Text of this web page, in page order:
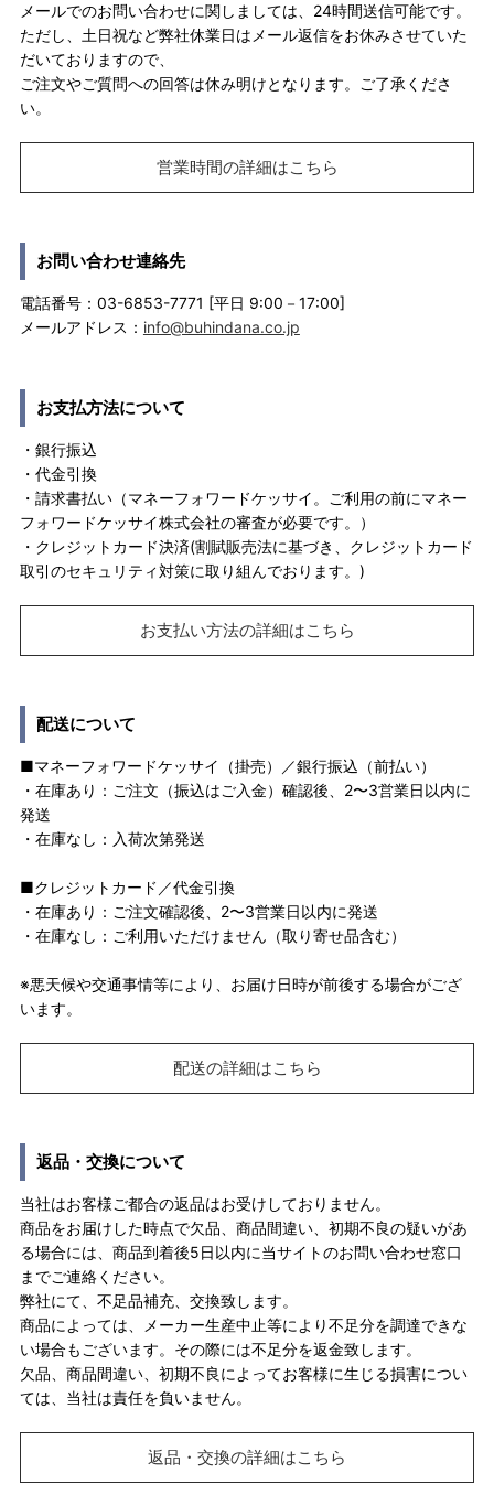
メールでのお問い合わせに関しましては、24時間送信可能です。
ただし、土日祝など弊社休業日はメール返信をお休みさせていた
だいておりますので、
ご注文やご質問への回答は休み明けとなります。ご了承くださ
い。
営業時間の詳細はこちら
お問い合わせ連絡先
電話番号：03-6853-7771 [平日 9:00－17:00]
メールアドレス： info@buhindana.co.jp
お支払方法について
・銀行振込
・代金引換
・請求書払い（マネーフォワードケッサイ。ご利用の前にマネー
フォワードケッサイ株式会社の審査が必要です。）
・クレジットカード決済(割賦販売法に基づき、クレジットカード
取引のセキュリティ対策に取り組んでおります。)
お支払い方法の詳細はこちら
配送について
■マネーフォワードケッサイ（掛売）／銀行振込（前払い）
・在庫あり：ご注文（振込はご入金）確認後、2〜3営業日以内に
発送
・在庫なし：入荷次第発送
■クレジットカード／代金引換
・在庫あり：ご注文確認後、2〜3営業日以内に発送
・在庫なし：ご利用いただけません（取り寄せ品含む）
※悪天候や交通事情等により、お届け日時が前後する場合がござ
います。
配送の詳細はこちら
返品・交換について
当社はお客様ご都合の返品はお受けしておりません。
商品をお届けした時点で欠品、商品間違い、初期不良の疑いがあ
る場合には、商品到着後5日以内に当サイトのお問い合わせ窓口
までご連絡ください。
弊社にて、不足品補充、交換致します。
商品によっては、メーカー生産中止等により不足分を調達できな
い場合もございます。その際には不足分を返金致します。
欠品、商品間違い、初期不良によってお客様に生じる損害につい
ては、当社は責任を負いません。
返品・交換の詳細はこちら